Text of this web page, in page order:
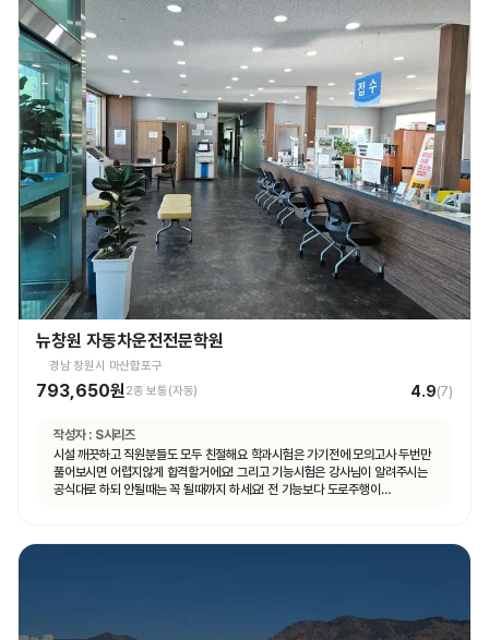
뉴창원 자동차운전전문학원
경남 창원시 마산합포구
793,650원2종 보통(자동) 4.9(7)
작성자 : S시리즈
시설 깨끗하고 직원분들도 모두 친절해요 학과시험은 가기전에 모의고사 두번만
풀어보시면 어렵지않게 합격할거에요! 그리고 기능시험은 강사님이 알려주시는
공식대로 하되 안될때는 꼭 될때까지 하세요! 전 기능보다 도로주행이